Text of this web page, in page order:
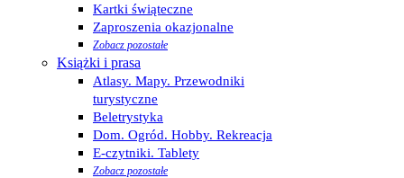
Kartki świąteczne
Zaproszenia okazjonalne
Zobacz pozostałe
Książki i prasa
Atlasy. Mapy. Przewodniki
turystyczne
Beletrystyka
Dom. Ogród. Hobby. Rekreacja
E-czytniki. Tablety
Zobacz pozostałe